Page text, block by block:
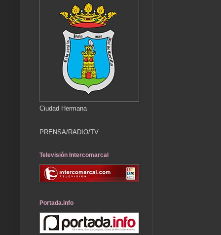
Ciudad Hermana
PRENSA/RADIO/TV
Televisión Intercomarcal
Portada.info